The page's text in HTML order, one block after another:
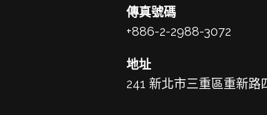
傳真號碼
+886-2-2988-3072
地址
241 新北市三重區重新路